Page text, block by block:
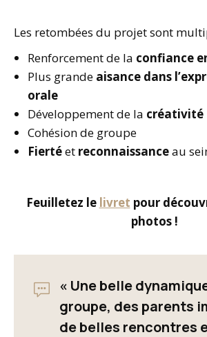
Les retombées du projet sont
Renforcement de la confiance
Plus grande aisance dans
orale
Développement de la créativité
Cohésion de groupe
Fiertéet reconnaissanceau
Feuilletez le livret pour
photos !
« Une belle
groupe, des parents
de belles rencontres